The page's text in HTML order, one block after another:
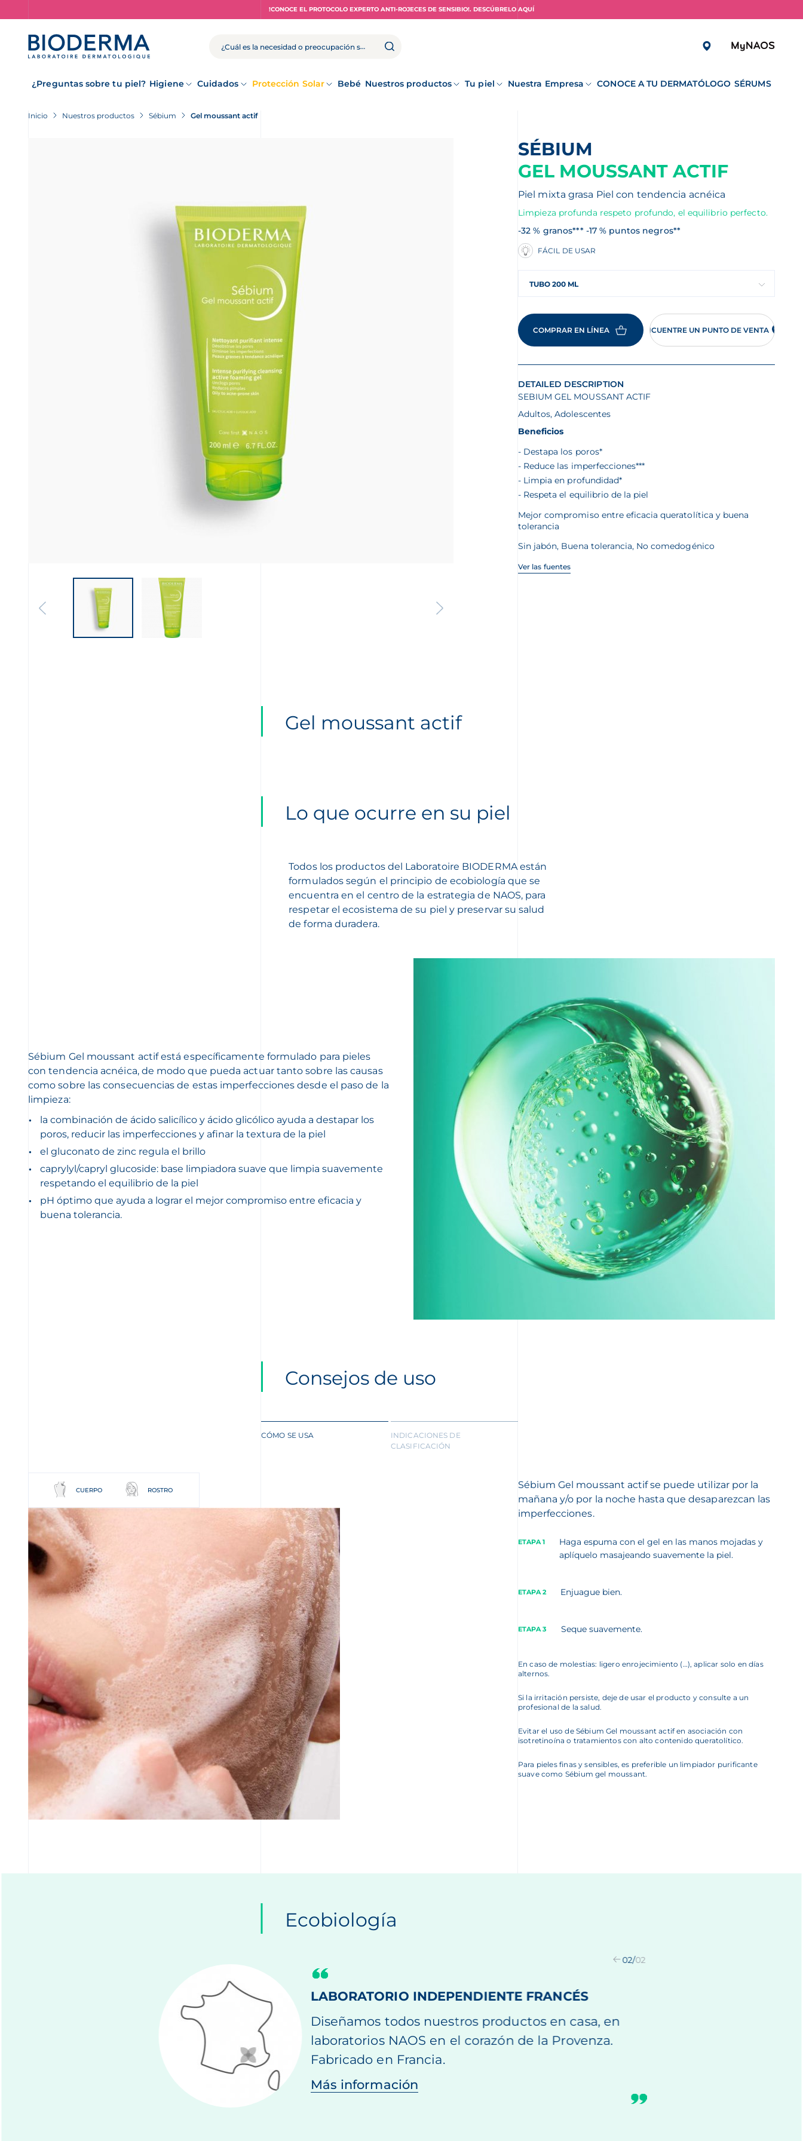
!CONOCE EL PROTOCOLO EXPERTO ANTI-ROJECES DE SENSIBIO!. DESCÚBRELO AQUÍ
BUSCAR
¿Preguntas sobre tu piel? Higiene Cuidados Protección Solar Bebé Nuestros productos Tu piel Nuestra Empresa CONOCE A TU DERMATÓLOGO SÉRUMS
Inicio Nuestros productos Sébium Gel moussant actif
SÉBIUM
GEL MOUSSANT ACTIF
Piel mixta grasa Piel con tendencia acnéica
Limpieza profunda respeto profundo, el equilibrio perfecto.
-32 % granos*** -17 % puntos negros**
FÁCIL DE USAR
TUBO 200 ML
COMPRAR EN LÍNEA ENCUENTRE UN PUNTO DE VENTA
DETAILED DESCRIPTION
SEBIUM GEL MOUSSANT ACTIF
Adultos, Adolescentes
Beneficios
Destapa los poros*
Reduce las imperfecciones***
Limpia en profundidad*
Respeta el equilibrio de la piel
Mejor compromiso entre eficacia queratolítica y buena
tolerancia
Sin jabón, Buena tolerancia, No comedogénico
Ver las fuentes
Gel moussant actif
Lo que ocurre en su piel
Todos los productos del Laboratoire BIODERMA están
formulados según el principio de ecobiología que se
encuentra en el centro de la estrategia de NAOS, para
respetar el ecosistema de su piel y preservar su salud
de forma duradera.
Sébium Gel moussant actif está específicamente formulado para pieles
con tendencia acnéica, de modo que pueda actuar tanto sobre las causas
como sobre las consecuencias de estas imperfecciones desde el paso de la
limpieza:
la combinación de ácido salicílico y ácido glicólico ayuda a destapar los
poros, reducir las imperfecciones y afinar la textura de la piel
el gluconato de zinc regula el brillo
caprylyl/capryl glucoside: base limpiadora suave que limpia suavemente
respetando el equilibrio de la piel
pH óptimo que ayuda a lograr el mejor compromiso entre eficacia y
buena tolerancia.
Consejos de uso
CÓMO SE USA
INDICACIONES DE
CLASIFICACIÓN
CUERPO ROSTRO
Sébium Gel moussant actif se puede utilizar por la
mañana y/o por la noche hasta que desaparezcan las
imperfecciones.
ETAPA 1
Haga espuma con el gel en las manos mojadas y
aplíquelo masajeando suavemente la piel.
ETAPA 2 Enjuague bien.
ETAPA 3 Seque suavemente.
En caso de molestias: ligero enrojecimiento (…), aplicar solo en días
alternos.
Si la irritación persiste, deje de usar el producto y consulte a un
profesional de la salud.
Evitar el uso de Sébium Gel moussant actif en asociación con
isotretinoína o tratamientos con alto contenido queratolítico.
Para pieles finas y sensibles, es preferible un limpiador purificante
suave como Sébium gel moussant.
Ecobiología
ECOBIOLOGÍA, NUESTRO ENFOQUE ÚNICO PARA
PRESERVAR LA SALUD DE LA PIEL DE FORMA
DURADERA
Fiel a la visión de NAOS, la ecobiología reproduce los
procesos naturales de la piel para ayudarla a
fortalecerse y adaptarse a su entorno. Mantiene la
01/02